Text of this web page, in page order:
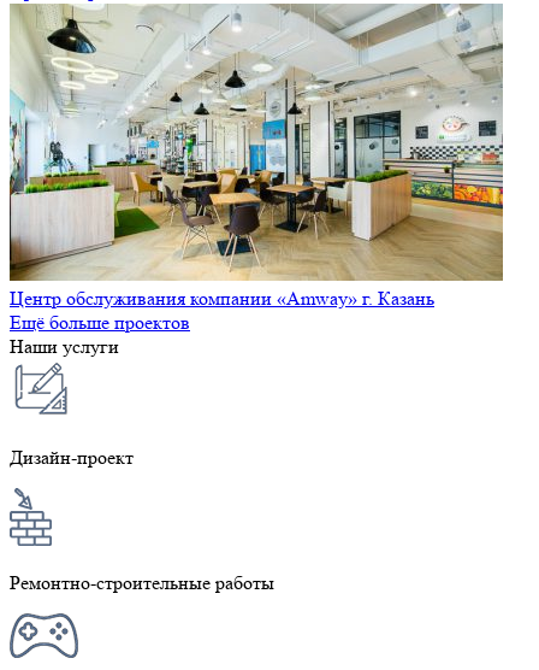
Центр обслуживания компании «Amway» г. Казань
Ещё больше проектов
Наши услуги
Дизайн-проект
Ремонтно-строительные работы